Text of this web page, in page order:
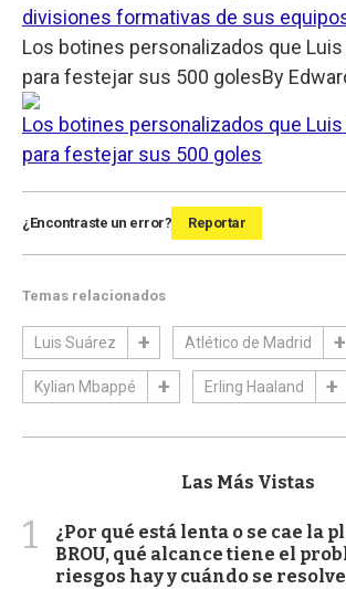
divisiones formativas de sus
Los botines personalizados que
para festejar sus 500 golesBy
Los botines personalizados que
para festejar sus 500 goles
¿Encontraste un error? Reportar
Temas relacionados
Luis Suárez Atlético de Madrid
Kylian Mbappé Erling Haaland
Las Más Vistas
1
¿Por qué está lenta o se cae la
BROU, qué alcance tiene el
riesgos hay y cuándo se